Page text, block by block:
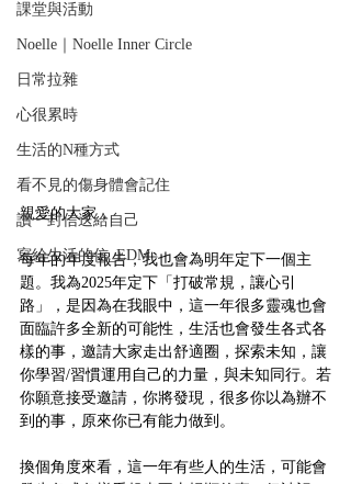
課堂與活動
Noelle｜Noelle Inner Circle
日常拉雜
心很累時
生活的N種方式
看不見的傷身體會記住
讀一封信送給自己
寫給生活的信_EDM
親愛的大家，
每年的年度報告，我也會為明年定下一個主
題。我為2025年定下「打破常規，讓心引
路」，是因為在我眼中，這一年很多靈魂也會
面臨許多全新的可能性，生活也會發生各式各
樣的事，邀請大家走出舒適圈，探索未知，讓
你學習/習慣運用自己的力量，與未知同行。若
你願意接受邀請，你將發現，很多你以為辦不
到的事，原來你已有能力做到。
換個角度來看，這一年有些人的生活，可能會